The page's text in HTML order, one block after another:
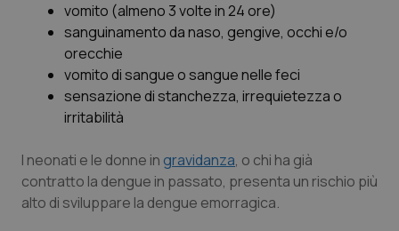
Quotidiano Oncologia
Quotidiano Pediatria
Rene & patologie urogenitali
Salute orale & impianti
Sangue & coagulazione
vomito (almeno 3 volte in 24 ore)
sanguinamento da naso, gengive, occhi e/o
orecchie
vomito di sangue o sangue nelle feci
sensazione di stanchezza, irrequietezza o
irritabilità
I neonati e le donne in gravidanza, o chi ha già
contratto la dengue in passato, presenta un rischio più
alto di sviluppare la dengue emorragica.